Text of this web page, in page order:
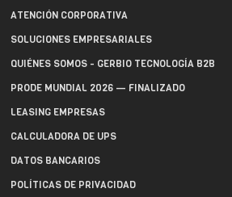
ATENCIÓN CORPORATIVA
SOLUCIONES EMPRESARIALES
QUIÉNES SOMOS - GERBIO TECNOLOGÍA B2B
PRODE MUNDIAL 2026 — FINALIZADO
LEASING EMPRESAS
CALCULADORA DE UPS
DATOS BANCARIOS
POLÍTICAS DE PRIVACIDAD